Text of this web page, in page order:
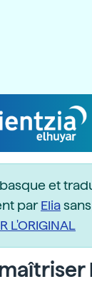
et
parElia
L'ORIGINAL